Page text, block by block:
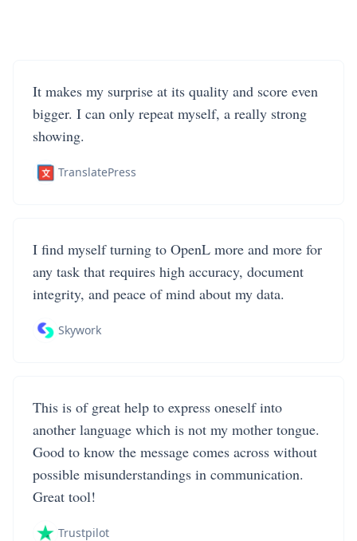
It makes my surprise at its quality and score even
bigger. I can only repeat myself, a really strong
showing.
TranslatePress
I find myself turning to OpenL more and more for
any task that requires high accuracy, document
integrity, and peace of mind about my data.
Skywork
This is of great help to express oneself into
another language which is not my mother tongue.
Good to know the message comes across without
possible misunderstandings in communication.
Great tool!
Trustpilot